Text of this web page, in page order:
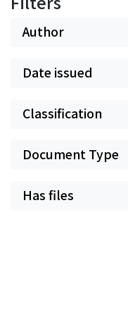
Author
Date issued
Classification
Document Type
Has files